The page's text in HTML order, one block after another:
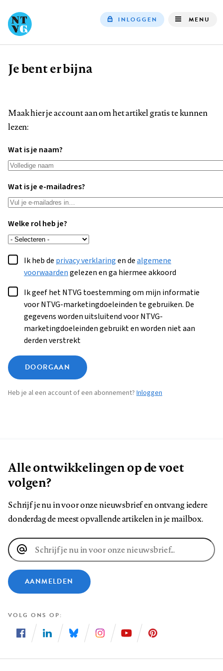
INLOGGEN MENU
Kruimelpad
Je bent er bijna
Maak hier je account aan om het artikel gratis te kunnen
lezen:
Wat is je naam?
Wat is je e-mailadres?
Welke rol heb je?
Ik heb de privacy verklaringen dealgemene
voorwaardengelezen en ga hiermee akkoord
Ik geef het NTVG toestemming om mijn informatie
voor NTVG-marketingdoeleinden te gebruiken. De
gegevens worden uitsluitend voor NTVG-
marketingdoeleinden gebruikt en worden niet aan
derden verstrekt
DOORGAAN
Heb je al een account of een abonnement? Inloggen
Alle ontwikkelingen op de voet
volgen?
Schrijf je nu in voor onze nieuwsbrief en ontvang iedere
donderdag de meest opvallende artikelen in je mailbox.
E-
mailadres
AANMELDEN
VOLG ONS OP
ons
ons
ons
ons
ons
ons